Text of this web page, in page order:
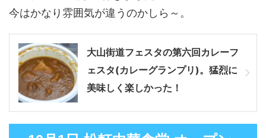
今はかなり雰囲気が違うのかしら～。
大山街道フェスタの第六回カレーフ
ェスタ(カレーグランプリ)。猛烈に
美味しく楽しかった！